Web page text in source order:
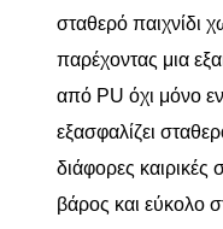
σταθερό παιχνίδι
παρέχοντας μια
από PU όχι μόνο
εξασφαλίζει
διάφορες
βάρος και εύκολο